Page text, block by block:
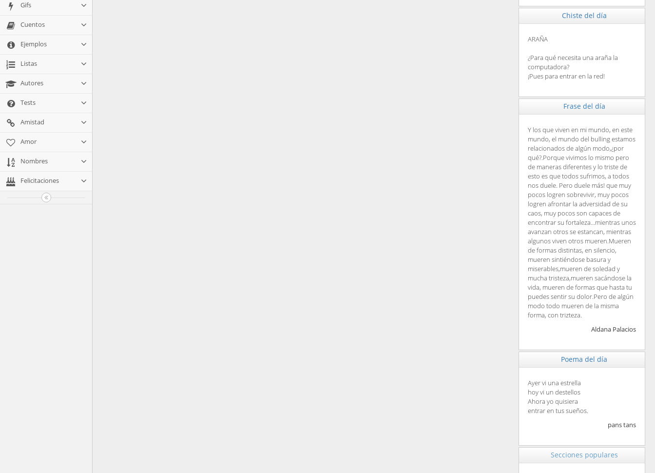
Gifs
Cuentos
Ejemplos
Listas
Autores
Tests
Amistad
Amor
Nombres
Felicitaciones
Chiste del día
ARAÑA
¿Para qué necesita una araña la
computadora?
¡Pues para entrar en la red!
Frase del día
Y los que viven en mi mundo, en este
mundo, el mundo del bulling estamos
relacionados de algún modo,¿por
qué?.Porque vivimos lo mismo pero
de maneras diferentes y lo triste de
esto es que todos sufrimos, a todos
nos duele. Pero duele más! que muy
pocos logren sobrevivir, muy pocos
logren afrontar la adversidad de su
caos, muy pocos son capaces de
encontrar su fortaleza...mientras unos
avanzan otros se estancan, mientras
algunos viven otros mueren.Mueren
de formas distintas, en silencio,
mueren sintiéndose basura y
miserables,mueren de soledad y
mucha tristeza,mueren sacándose la
vida, mueren de formas que hasta tu
puedes sentir su dolor.Pero de algún
modo todo mueren de la misma
forma, con trizteza.
Aldana Palacios
Poema del día
Ayer vi una estrella
hoy vi un destellos
Ahora yo quisiera
entrar en tus sueños.
pans tans
Secciones populares